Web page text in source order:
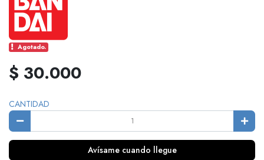
Agotado.
$ 30.000
CANTIDAD
Avísame cuando llegue